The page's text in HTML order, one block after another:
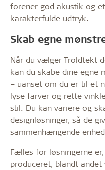
forener god akustik og
karakterfulde udtryk.
Skab egne
Når du vælger Troldtekt
kan du skabe dine egne
– uanset om du er til et
lyse farver og rette
stil. Du kan variere og
designløsninger, så de
sammenhængende
Fælles for løsningerne
produceret, blandt andet